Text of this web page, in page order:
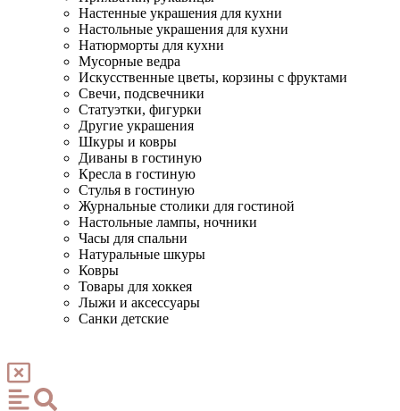
Настенные украшения для кухни
Настольные украшения для кухни
Натюрморты для кухни
Мусорные ведра
Искусственные цветы, корзины с фруктами
Свечи, подсвечники
Статуэтки, фигурки
Другие украшения
Шкуры и ковры
Диваны в гостиную
Кресла в гостиную
Стулья в гостиную
Журнальные столики для гостиной
Настольные лампы, ночники
Часы для спальни
Натуральные шкуры
Ковры
Товары для хоккея
Лыжи и аксессуары
Санки детские